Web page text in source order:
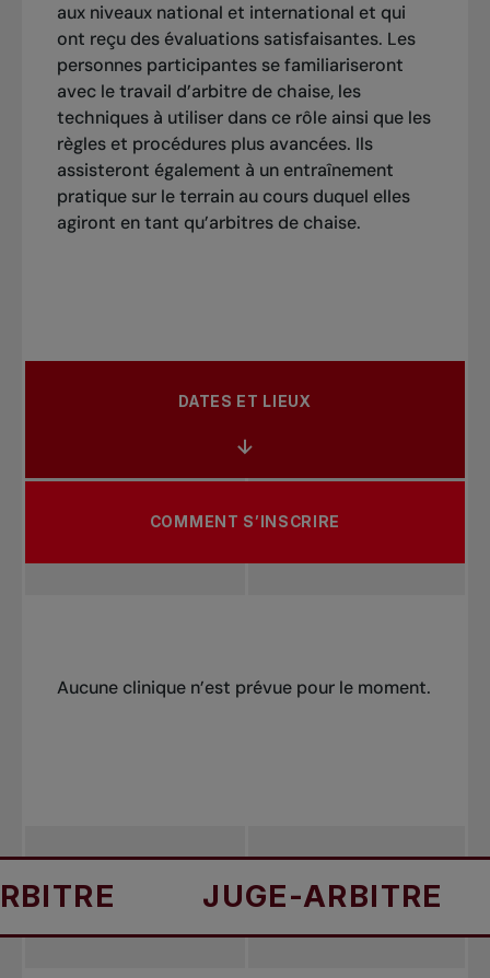
aux niveaux national et international et qui
ont reçu des évaluations satisfaisantes. Les
personnes participantes se familiariseront
avec le travail d’arbitre de chaise, les
techniques à utiliser dans ce rôle ainsi que les
règles et procédures plus avancées. Ils
assisteront également à un entraînement
pratique sur le terrain au cours duquel elles
agiront en tant qu’arbitres de chaise.
DATES ET LIEUX
COMMENT S’INSCRIRE
Aucune clinique n’est prévue pour le moment.
JUGE-ARBITRE